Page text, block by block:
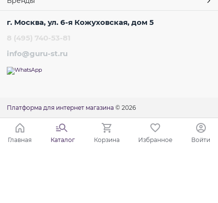
г. Москва, ул. 6-я Кожуховская, дом 5
8 (495) 740-53-81
info@guru-st.ru
Платформа для интернет магазина © 2026
Главная Каталог Корзина Избранное Войти